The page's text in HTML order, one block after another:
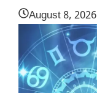
August 8, 2026